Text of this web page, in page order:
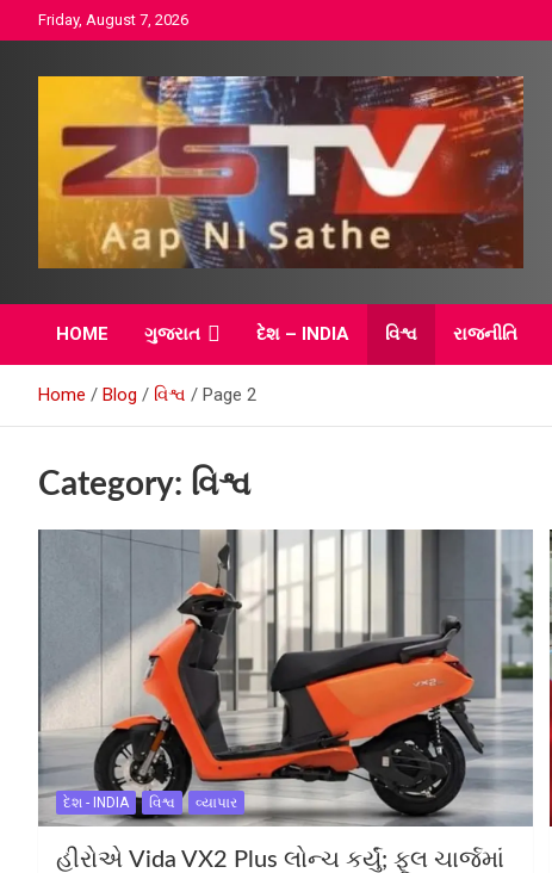
to
Friday, August 7, 2026
ZSTV ગુજરાતી સમાચાર –
ભારત સમાચાર – વિશ્વ
સમાચાર
HOME ગુજરાત દેશ – INDIA વિશ્વ રાજનીતિ
Home Blog વિશ્વ Page 2
Category: વિશ્વ
દેશ - INDIA વિશ્વ વ્યાપાર
હીરોએ Vida VX2 Plus લોન્ચ કર્યું; ફૂલ ચાર્જમાં